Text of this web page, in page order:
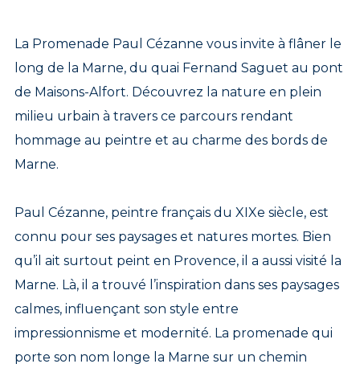
La Promenade Paul Cézanne vous invite à flâner le
long de la Marne, du quai Fernand Saguet au pont
de Maisons-Alfort. Découvrez la nature en plein
milieu urbain à travers ce parcours rendant
hommage au peintre et au charme des bords de
Marne.
Paul Cézanne, peintre français du XIXe siècle, est
connu pour ses paysages et natures mortes. Bien
qu’il ait surtout peint en Provence, il a aussi visité la
Marne. Là, il a trouvé l’inspiration dans ses paysages
calmes, influençant son style entre
impressionnisme et modernité. La promenade qui
porte son nom longe la Marne sur un chemin